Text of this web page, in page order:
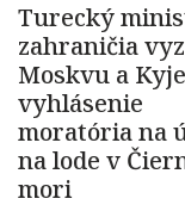
Turecký
zahraničia
Moskvu a
vyhlásenie
moratória na
na lode v
mori